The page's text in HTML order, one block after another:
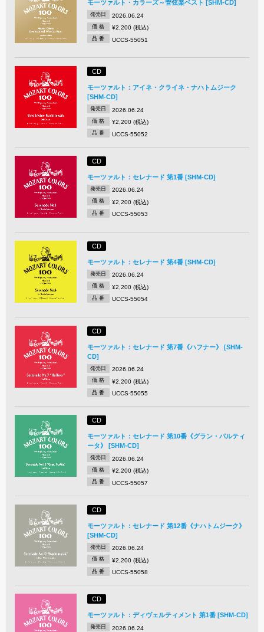
モーツァルト・カラーズ～管弦楽ベスト [SHM-CD]
発売日 2026.06.24
価 格 ¥2,200 (税込)
品 番 UCCS-55051
CD
モーツァルト：アイネ・クライネ・ナハトムジーク
[SHM-CD]
発売日 2026.06.24
価 格 ¥2,200 (税込)
品 番 UCCS-55052
CD
モーツァルト：セレナード 第1番 [SHM-CD]
発売日 2026.06.24
価 格 ¥2,200 (税込)
品 番 UCCS-55053
CD
モーツァルト：セレナード 第4番 [SHM-CD]
発売日 2026.06.24
価 格 ¥2,200 (税込)
品 番 UCCS-55054
CD
モーツァルト：セレナード 第7番《ハフナー》 [SHM-
CD]
発売日 2026.06.24
価 格 ¥2,200 (税込)
品 番 UCCS-55055
CD
モーツァルト：セレナード 第10番《グラン・パルティ
ータ》 [SHM-CD]
発売日 2026.06.24
価 格 ¥2,200 (税込)
品 番 UCCS-55057
CD
モーツァルト：セレナード 第12番《ナハトムジーク》
[SHM-CD]
発売日 2026.06.24
価 格 ¥2,200 (税込)
品 番 UCCS-55058
CD
モーツァルト：ディヴェルティメント 第1番 [SHM-CD]
発売日 2026.06.24